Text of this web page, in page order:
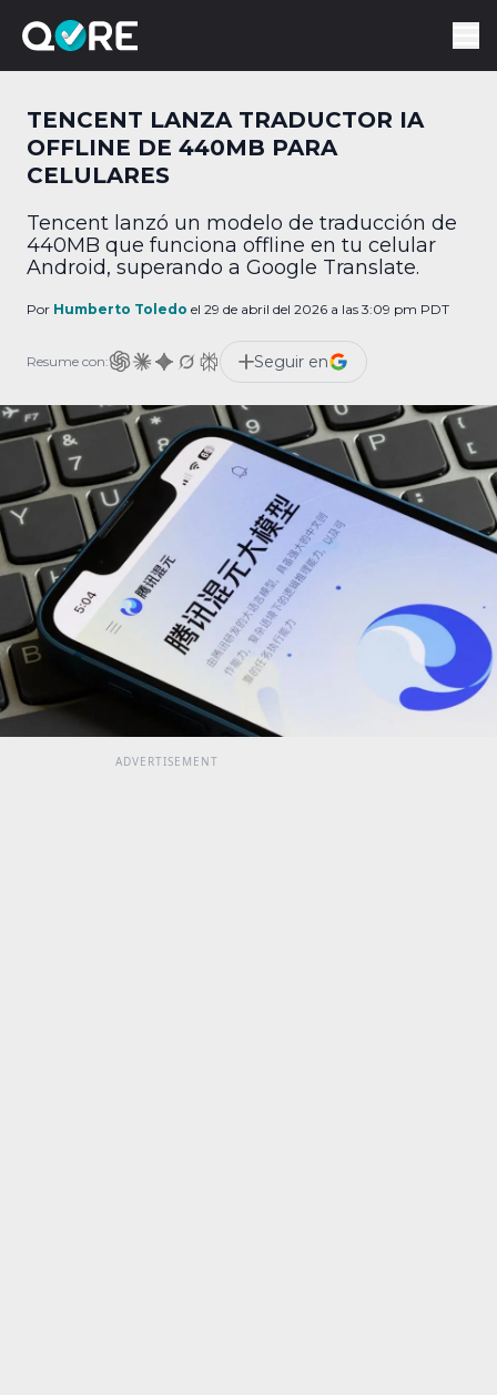
TENCENT LANZA TRADUCTOR IA
OFFLINE DE 440MB PARA
CELULARES
Tencent lanzó un modelo de traducción de
440MB que funciona offline en tu celular
Android, superando a Google Translate.
Por Humberto Toledo el 29 de abril del 2026 a las 3:09 pm PDT
Resume con: Seguir en